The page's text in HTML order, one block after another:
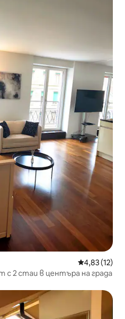
Средна
4,83 (12)
2 стаи в центъра на града